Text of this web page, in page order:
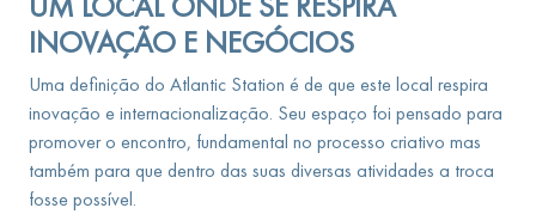
INOVAÇÃO E NEGÓCIOS
Uma definição do Atlantic Station é de que este local respira
inovação e internacionalização. Seu espaço foi pensado para
promover o encontro, fundamental no processo criativo mas
também para que dentro das suas diversas atividades a troca
fosse possível.